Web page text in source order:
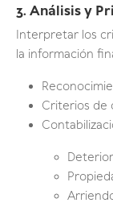
3. Análisis y
Interpretar los
la información
Criterios de